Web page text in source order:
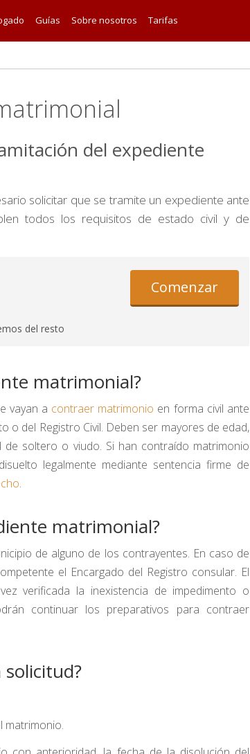
Guías Sobre nosotros Tarifas
del expediente
solicitar que se tramite un expediente ante
todos los requisitos de estado civil y de
del resto
Comenzar
matrimonial?
vayan a contraer matrimonio en forma civil ante
o del Registro Civil. Deben ser mayores de edad,
soltero o viudo. Si han contraído matrimonio
legalmente mediante sentencia firme de
.
matrimonial?
de alguno de los contrayentes. En caso de
el Encargado del Registro consular. El
verificada la inexistencia de impedimento o
continuar los preparativos para contraer
matrimonio.